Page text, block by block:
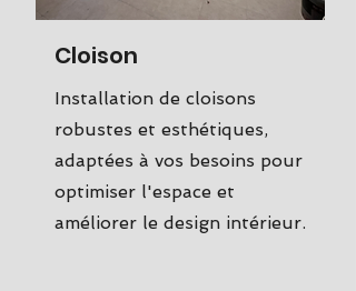
Cloison
Installation de cloisons
robustes et esthétiques,
adaptées à vos besoins pour
optimiser l'espace et
améliorer le design intérieur.